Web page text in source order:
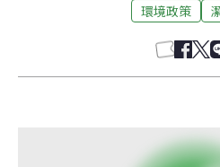
環境政策